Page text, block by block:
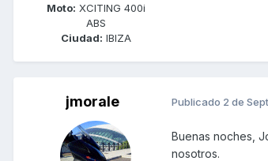
Moto: XCITING 400i
ABS
Ciudad: IBIZA
jmorale Publicado 2 de
Buenas noches,
nosotros.